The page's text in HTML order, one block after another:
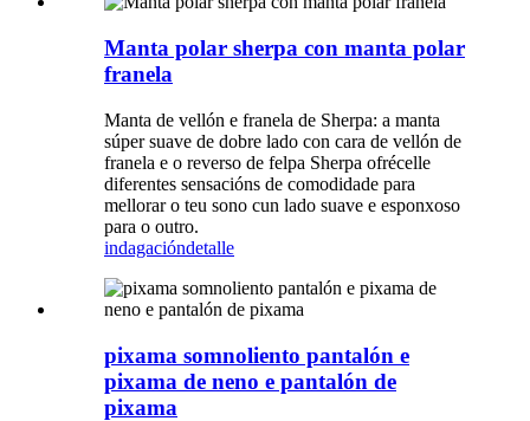
Manta polar sherpa con manta polar
franela
Manta de vellón e franela de Sherpa: a manta
súper suave de dobre lado con cara de vellón de
franela e o reverso de felpa Sherpa ofrécelle
diferentes sensacións de comodidade para
mellorar o teu sono cun lado suave e esponxoso
para o outro.
indagacióndetalle
pixama somnoliento pantalón e
pixama de neno e pantalón de
pixama